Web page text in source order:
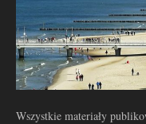
Wszystkie materiały